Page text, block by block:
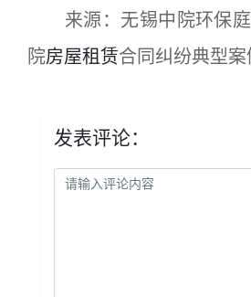
来源：无锡中院环保庭
院房屋租赁合同纠纷典型案
发表评论：